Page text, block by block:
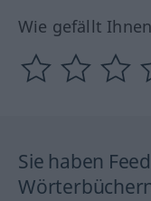
Wie gefällt
Sie haben